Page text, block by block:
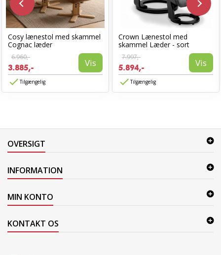
Cosy lænestol med skammel
Cognac læder
6.960,-
3.885,- Vis
Tilgængelig
Crown Lænestol med
skammel Læder - sort
7.997,-
5.894,- Vis
Tilgængelig
OVERSIGT
INFORMATION
MIN KONTO
KONTAKT OS